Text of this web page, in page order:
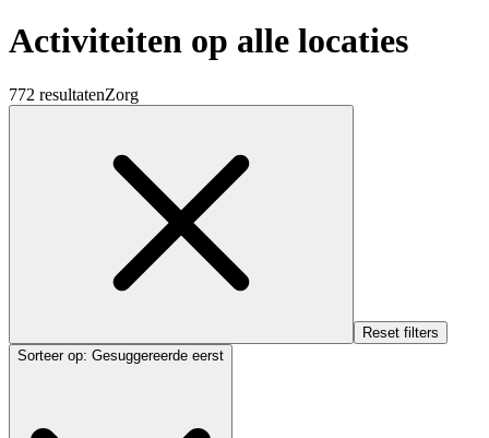
Activiteiten op alle locaties
772 resultatenZorg
Reset filters
Sorteer op: Gesuggereerde eerst